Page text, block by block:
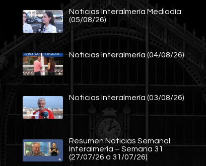
Noticias Interalmería Mediodía
(05/08/26)
Noticias Interalmería (04/08/26)
Noticias Interalmería (03/08/26)
Resumen Noticias Semanal
Interalmería – Semana 31
(27/07/26 a 31/07/26)